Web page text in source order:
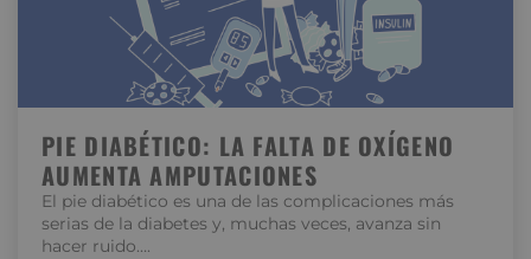
PIE DIABÉTICO: LA FALTA DE OXÍGENO
AUMENTA AMPUTACIONES
El pie diabético es una de las complicaciones más
serias de la diabetes y, muchas veces, avanza sin
hacer ruido….